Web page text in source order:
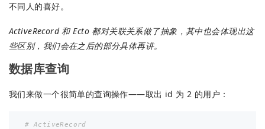
不同人的喜好。
ActiveRecord 和 Ecto 都对关联关系做了抽象，其中也会体现出这
些区别，我们会在之后的部分具体再讲。
数据库查询
我们来做一个很简单的查询操作——取出 id 为 2 的用户：
# ActiveRecord